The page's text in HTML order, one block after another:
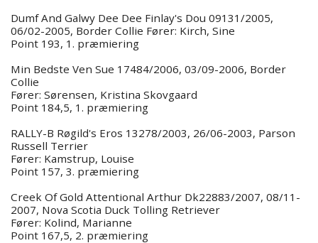
Dumf And Galwy Dee Dee Finlay's Dou 09131/2005,
06/02-2005, Border Collie Fører: Kirch, Sine
Point 193, 1. præmiering
Min Bedste Ven Sue 17484/2006, 03/09-2006, Border
Collie
Fører: Sørensen, Kristina Skovgaard
Point 184,5, 1. præmiering
RALLY-B Røgild's Eros 13278/2003, 26/06-2003, Parson
Russell Terrier
Fører: Kamstrup, Louise
Point 157, 3. præmiering
Creek Of Gold Attentional Arthur Dk22883/2007, 08/11-
2007, Nova Scotia Duck Tolling Retriever
Fører: Kolind, Marianne
Point 167,5, 2. præmiering